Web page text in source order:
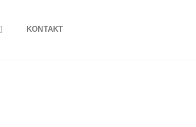
KONTAKT